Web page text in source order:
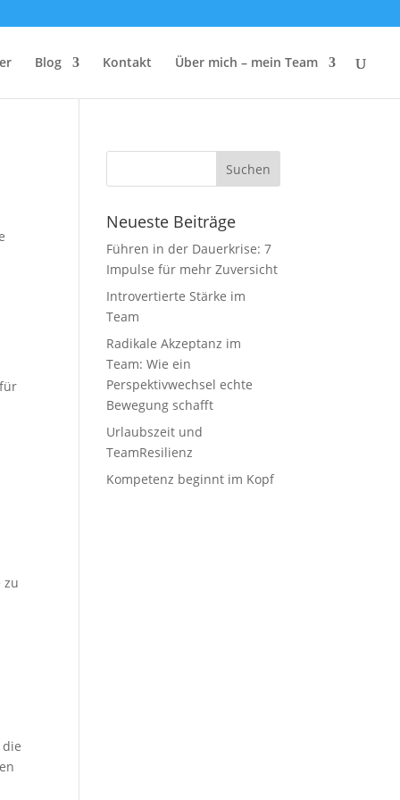
Blog Kontakt Über mich – mein Team
zu
Neueste Beiträge
Führen in der Dauerkrise: 7
Impulse für mehr Zuversicht
Introvertierte Stärke im
Team
Radikale Akzeptanz im
Team: Wie ein
Perspektivwechsel echte
Bewegung schafft
Urlaubszeit und
TeamResilienz
Kompetenz beginnt im Kopf